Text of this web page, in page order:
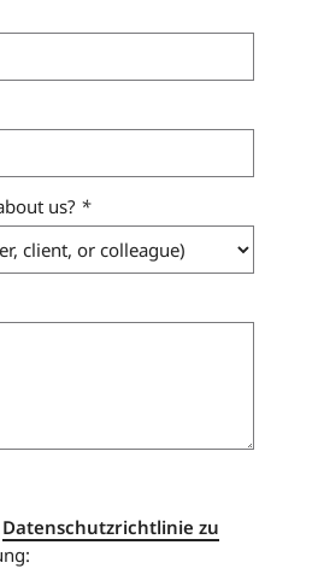
us? *
Datenschutzrichtlinie zu